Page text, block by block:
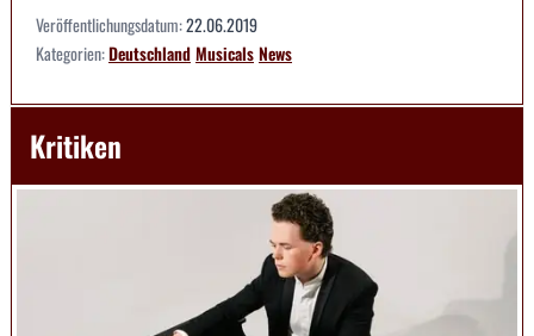
Veröffentlichungsdatum:22.06.2019
Kategorien:DeutschlandMusicalsNews
Kritiken